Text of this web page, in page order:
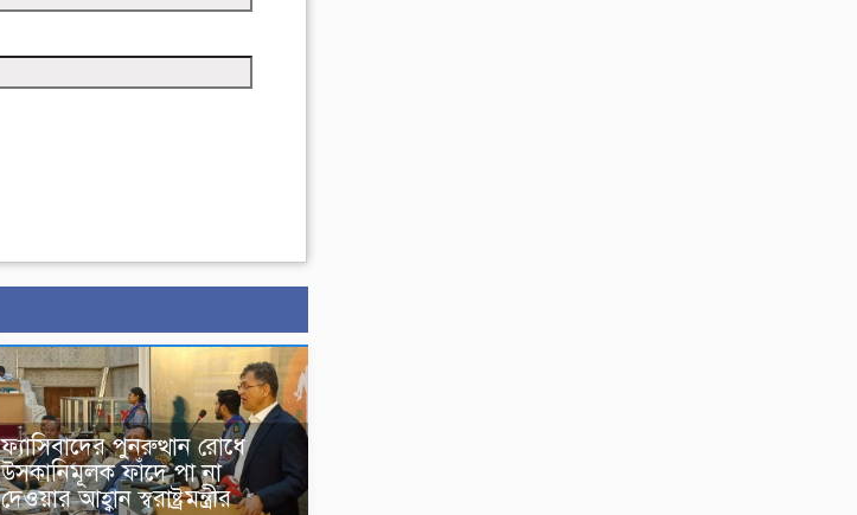
ফ্যাসিবাদের পুনরুত্থান রোধে
উসকানিমূলক ফাঁদে পা না
দেওয়ার আহ্বান স্বরাষ্ট্রমন্ত্রীর